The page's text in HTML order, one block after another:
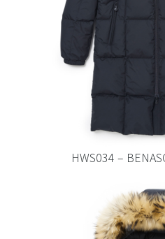
HWS034 –